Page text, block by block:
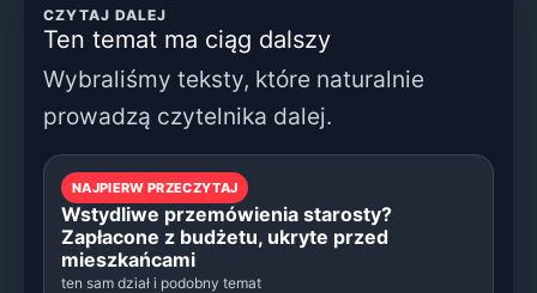
CZYTAJ DALEJ
Ten temat ma ciąg dalszy
Wybraliśmy teksty, które naturalnie
prowadzą czytelnika dalej.
NAJPIERW PRZECZYTAJ
Wstydliwe przemówienia starosty?
Zapłacone z budżetu, ukryte przed
mieszkańcami
ten sam dział i podobny temat